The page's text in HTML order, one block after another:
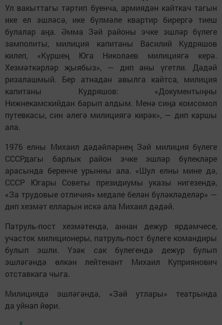
Ул вакыттагы тәртип буенча, армиядән кайткач тагын
ике ел эшләсә, ике бүлмәле квартир бирергә тиеш
булалар аңа. Әмма Зәй районы эчке эшләр бүлеге
замполиты, милиция капитаны Василий Кудряшов
килеп, «Күршең Юга Николаев милициягә керә.
Хезмәткәрләр җыябыз», — дип аны үгетли. Дәдәй
ризалашмый. Бер атнадан авылга кайтса, милиция
капитаны Кудряшов: «Документыңны
Нижнекамскийдан барып алдым. Менә сиңа комсомол
путевкасы, син әлегә милициягә кирәк», — дип каршы
ала.
1976 елны Михаил дәдәйләрнең Зәй милиция бүлеге
СССРдагы барлык район эчке эшләр бүлекләре
арасында беренче урынны ала. «Шул елны мине дә,
СССР Югары Советы президиумы указы нигезендә,
«За трудовые отличия» медале белән бүләкләделәр» —
дип хезмәт елларын искә ала Михаил дәдәй.
Патруль-пост хезмәтендә, аннан дежур ярдәмчесе,
участок милиционеры, патруль-пост бүлеге командиры
булып эшли. Үзәк сак бүлегендә дежур булып
эшләгәндә өлкән лейтенант Михаил Куприянович
отставкага чыга.
Милициядә эшләгәндә, «Зәй утлары» театрында
да уйнап йөри.